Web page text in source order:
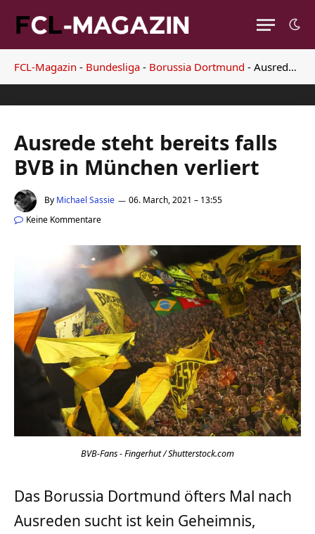
FCL-Magazin - Bundesliga - Borussia Dortmund - Ausrede steht bereits falls BVB in München verliert
Ausrede steht bereits falls
BVB in München verliert
By Michael Sassie
06. March, 2021 – 13:55
Keine Kommentare
BVB-Fans - Fingerhut / Shutterstock.com
Das Borussia Dortmund öfters Mal nach
Ausreden sucht ist kein Geheimnis,